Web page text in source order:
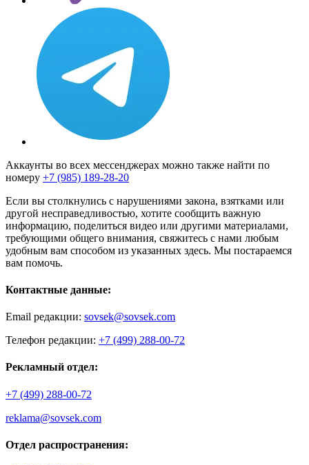
Аккаунты во всех мессенджерах можно также найти по
номеру +7 (985) 189-28-20
Если вы столкнулись с нарушениями закона, взятками или
другой несправедливостью, хотите сообщить важную
информацию, поделиться видео или другими материалами,
требующими общего внимания, свяжитесь с нами любым
удобным вам способом из указанных здесь. Мы постараемся
вам помочь.
Контактные данные:
Email редакции: sovsek@sovsek.com
Телефон редакции: +7 (499) 288-00-72
Рекламный отдел:
+7 (499) 288-00-72
reklama@sovsek.com
Отдел распространения: